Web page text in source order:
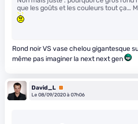
que les goûts et les couleurs tout ça…
Rond noir VS vase chelou gigantesque
même pas imaginer la next next gen
David_L Premium
Le 08/09/2020 à 07h06